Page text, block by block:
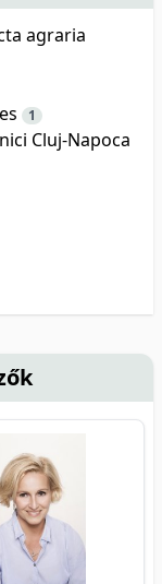
agraria
1
Cluj-Napoca